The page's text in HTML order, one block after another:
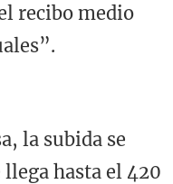
recibo medio
la subida se
hasta el 420